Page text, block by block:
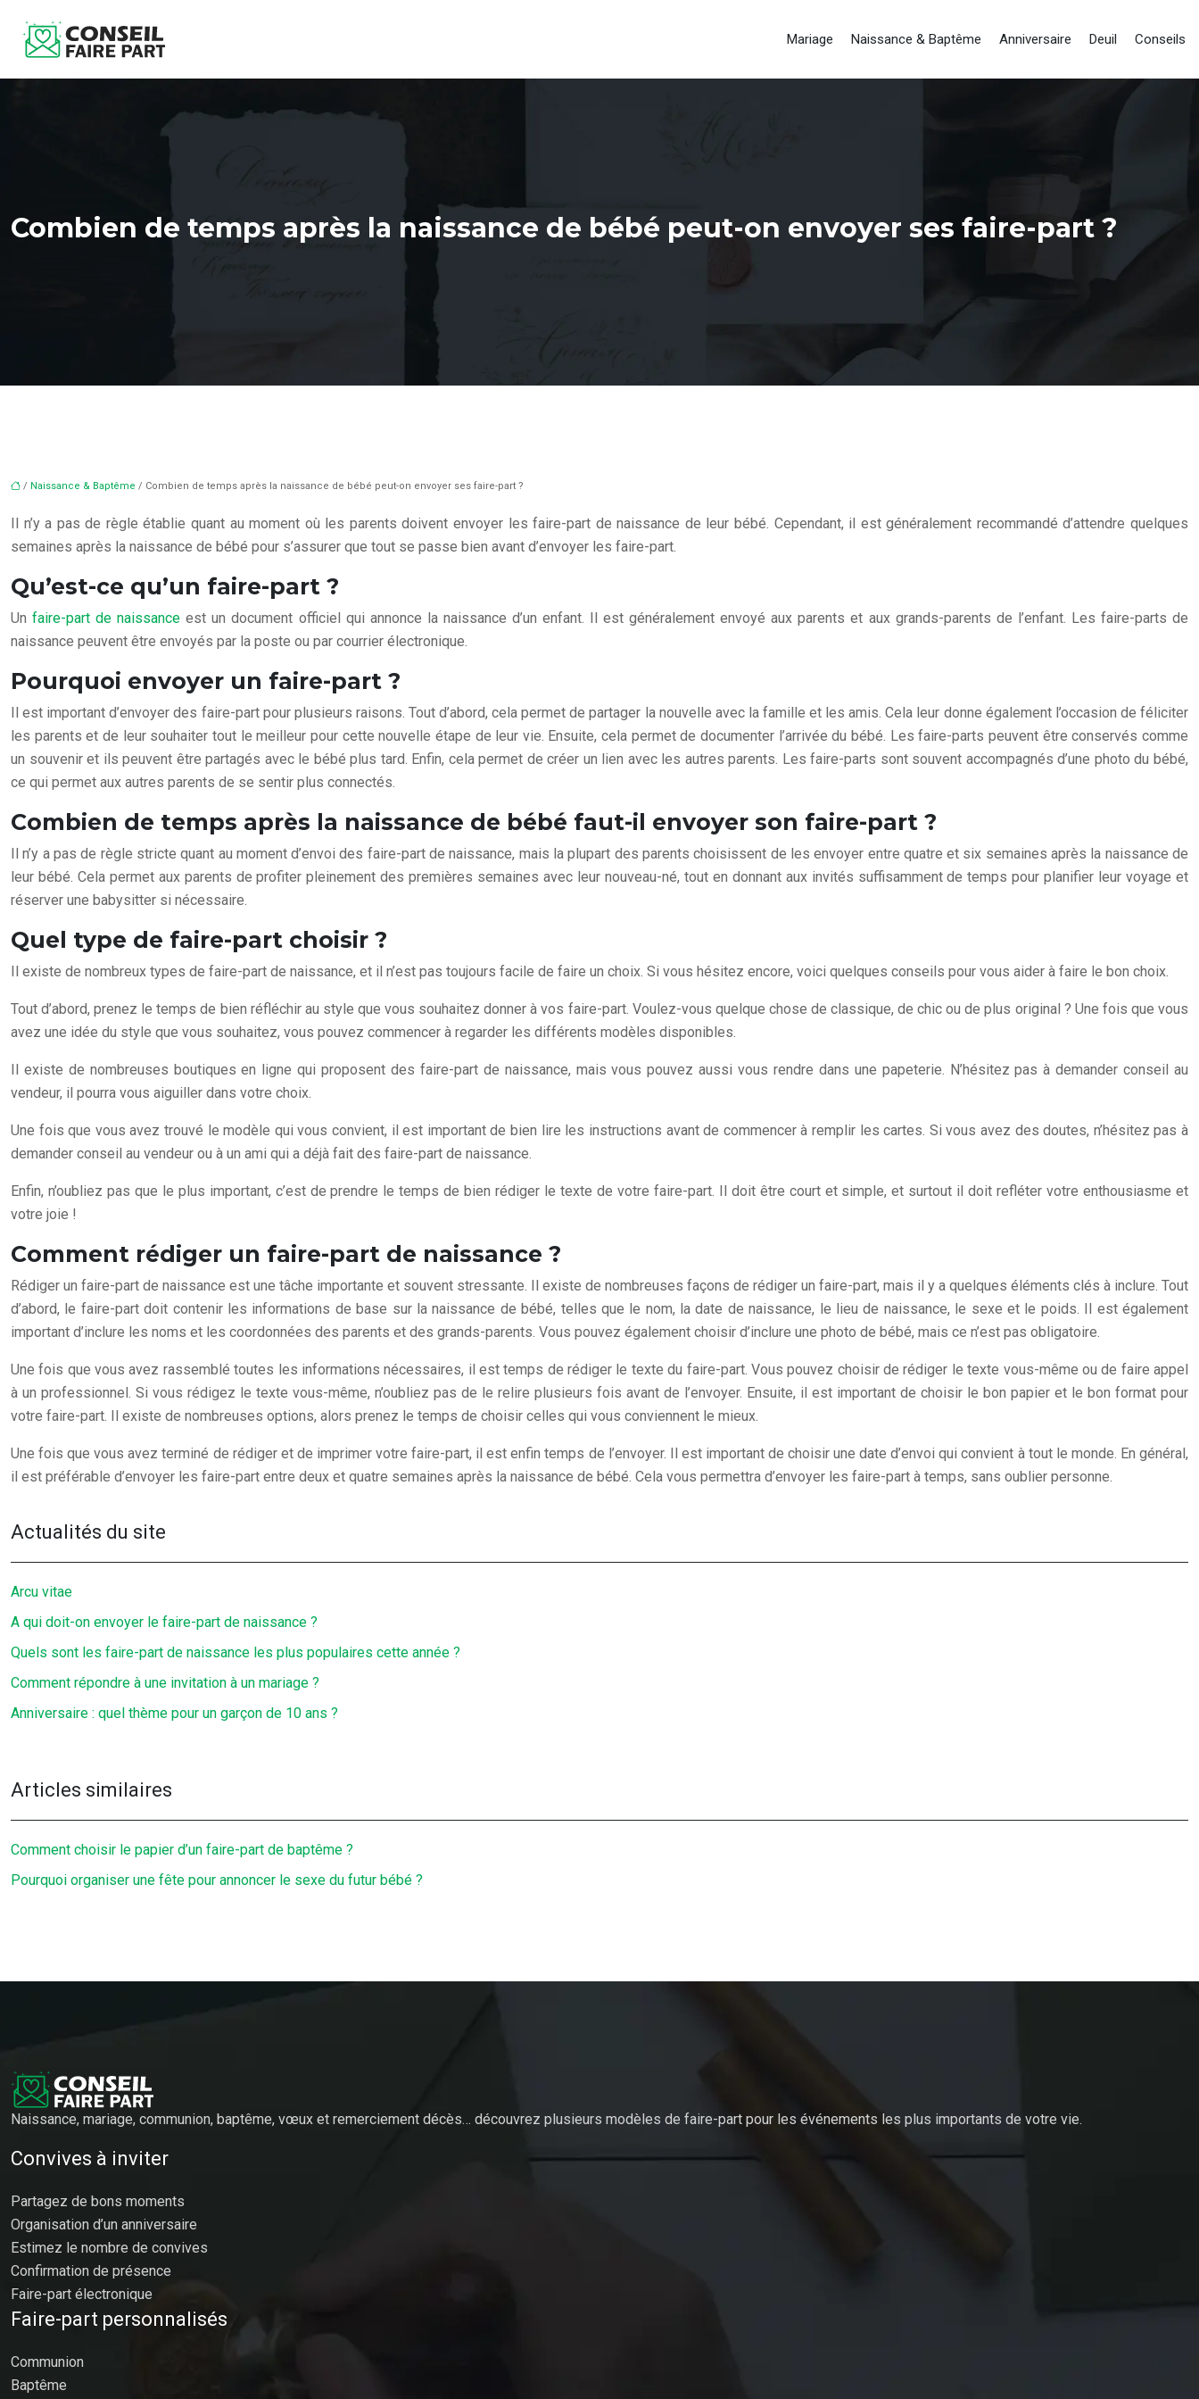
Mariage Naissance & Baptême Anniversaire Deuil Conseils
Combien de temps après la naissance de bébé peut-on envoyer ses faire-part ?
/ Naissance & Baptême / Combien de temps après la naissance de bébé peut-on envoyer ses faire-part ?
Il n’y a pas de règle établie quant au moment où les parents doivent envoyer les faire-part de naissance de leur bébé. Cependant, il est généralement recommandé d’attendre quelques
semaines après la naissance de bébé pour s’assurer que tout se passe bien avant d’envoyer les faire-part.
Qu’est-ce qu’un faire-part ?
Unfaire-part de naissance est un document officiel qui annonce la naissance d’un enfant. Il est généralement envoyé aux parents et aux grands-parents de l’enfant. Les faire-parts de
naissance peuvent être envoyés par la poste ou par courrier électronique.
Pourquoi envoyer un faire-part ?
Il est important d’envoyer des faire-part pour plusieurs raisons. Tout d’abord, cela permet de partager la nouvelle avec la famille et les amis. Cela leur donne également l’occasion de féliciter
les parents et de leur souhaiter tout le meilleur pour cette nouvelle étape de leur vie. Ensuite, cela permet de documenter l’arrivée du bébé. Les faire-parts peuvent être conservés comme
un souvenir et ils peuvent être partagés avec le bébé plus tard. Enfin, cela permet de créer un lien avec les autres parents. Les faire-parts sont souvent accompagnés d’une photo du bébé,
ce qui permet aux autres parents de se sentir plus connectés.
Combien de temps après la naissance de bébé faut-il envoyer son faire-part ?
Il n’y a pas de règle stricte quant au moment d’envoi des faire-part de naissance, mais la plupart des parents choisissent de les envoyer entre quatre et six semaines après la naissance de
leur bébé. Cela permet aux parents de profiter pleinement des premières semaines avec leur nouveau-né, tout en donnant aux invités suffisamment de temps pour planifier leur voyage et
réserver une babysitter si nécessaire.
Quel type de faire-part choisir ?
Il existe de nombreux types de faire-part de naissance, et il n’est pas toujours facile de faire un choix. Si vous hésitez encore, voici quelques conseils pour vous aider à faire le bon choix.
Tout d’abord, prenez le temps de bien réfléchir au style que vous souhaitez donner à vos faire-part. Voulez-vous quelque chose de classique, de chic ou de plus original ? Une fois que vous
avez une idée du style que vous souhaitez, vous pouvez commencer à regarder les différents modèles disponibles.
Il existe de nombreuses boutiques en ligne qui proposent des faire-part de naissance, mais vous pouvez aussi vous rendre dans une papeterie. N’hésitez pas à demander conseil au
vendeur, il pourra vous aiguiller dans votre choix.
Une fois que vous avez trouvé le modèle qui vous convient, il est important de bien lire les instructions avant de commencer à remplir les cartes. Si vous avez des doutes, n’hésitez pas à
demander conseil au vendeur ou à un ami qui a déjà fait des faire-part de naissance.
Enfin, n’oubliez pas que le plus important, c’est de prendre le temps de bien rédiger le texte de votre faire-part. Il doit être court et simple, et surtout il doit refléter votre enthousiasme et
votre joie !
Comment rédiger un faire-part de naissance ?
Rédiger un faire-part de naissance est une tâche importante et souvent stressante. Il existe de nombreuses façons de rédiger un faire-part, mais il y a quelques éléments clés à inclure. Tout
d’abord, le faire-part doit contenir les informations de base sur la naissance de bébé, telles que le nom, la date de naissance, le lieu de naissance, le sexe et le poids. Il est également
important d’inclure les noms et les coordonnées des parents et des grands-parents. Vous pouvez également choisir d’inclure une photo de bébé, mais ce n’est pas obligatoire.
Une fois que vous avez rassemblé toutes les informations nécessaires, il est temps de rédiger le texte du faire-part. Vous pouvez choisir de rédiger le texte vous-même ou de faire appel
à un professionnel. Si vous rédigez le texte vous-même, n’oubliez pas de le relire plusieurs fois avant de l’envoyer. Ensuite, il est important de choisir le bon papier et le bon format pour
votre faire-part. Il existe de nombreuses options, alors prenez le temps de choisir celles qui vous conviennent le mieux.
Une fois que vous avez terminé de rédiger et de imprimer votre faire-part, il est enfin temps de l’envoyer. Il est important de choisir une date d’envoi qui convient à tout le monde. En général,
il est préférable d’envoyer les faire-part entre deux et quatre semaines après la naissance de bébé. Cela vous permettra d’envoyer les faire-part à temps, sans oublier personne.
Actualités du site
Arcu vitae
A qui doit-on envoyer le faire-part de naissance ?
Quels sont les faire-part de naissance les plus populaires cette année ?
Comment répondre à une invitation à un mariage ?
Anniversaire : quel thème pour un garçon de 10 ans ?
Articles similaires
Comment choisir le papier d’un faire-part de baptême ?
Pourquoi organiser une fête pour annoncer le sexe du futur bébé ?
Naissance, mariage, communion, baptême, vœux et remerciement décès… découvrez plusieurs modèles de faire-part pour les événements les plus importants de votre vie.
Convives à inviter
Partagez de bons moments
Organisation d’un anniversaire
Estimez le nombre de convives
Confirmation de présence
Faire-part électronique
Faire-part personnalisés
Communion
Baptême